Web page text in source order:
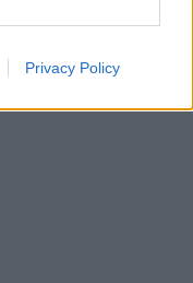
Privacy Policy